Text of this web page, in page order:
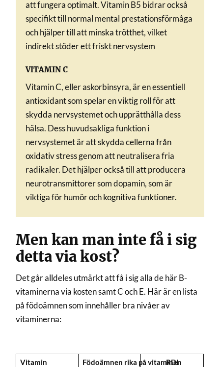
att fungera optimalt. Vitamin B5 bidrar också
specifikt till normal mental prestationsförmåga
och hjälper till att minska trötthet, vilket
indirekt stöder ett friskt nervsystem
VITAMIN C
Vitamin C, eller askorbinsyra, är en essentiell
antioxidant som spelar en viktig roll för att
skydda nervsystemet och upprätthålla dess
hälsa. Dess huvudsakliga funktion i
nervsystemet är att skydda cellerna från
oxidativ stress genom att neutralisera fria
radikaler. Det hjälper också till att producera
neurotransmittorer som dopamin, som är
viktiga för humör och kognitiva funktioner.
Men kan man inte få i sig
detta via kost?
Det går alldeles utmärkt att få i sig alla de här B-
vitaminerna via kosten samt C och E. Här är en lista
på födoämnen som innehåller bra nivåer av
vitaminerna:
Vitamin Födoämnen rika på vitaminen
RDI